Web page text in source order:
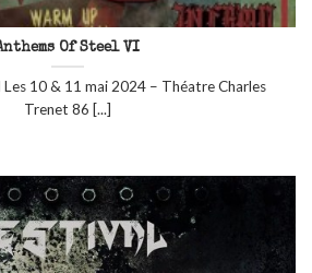
Of Steel VI
10 & 11 mai 2024 – Théatre Charles
Trenet 86 [...]